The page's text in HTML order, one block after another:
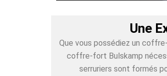
Une
Que vous possédiez un
coffre-fort Bulskamp
serruriers sont formés